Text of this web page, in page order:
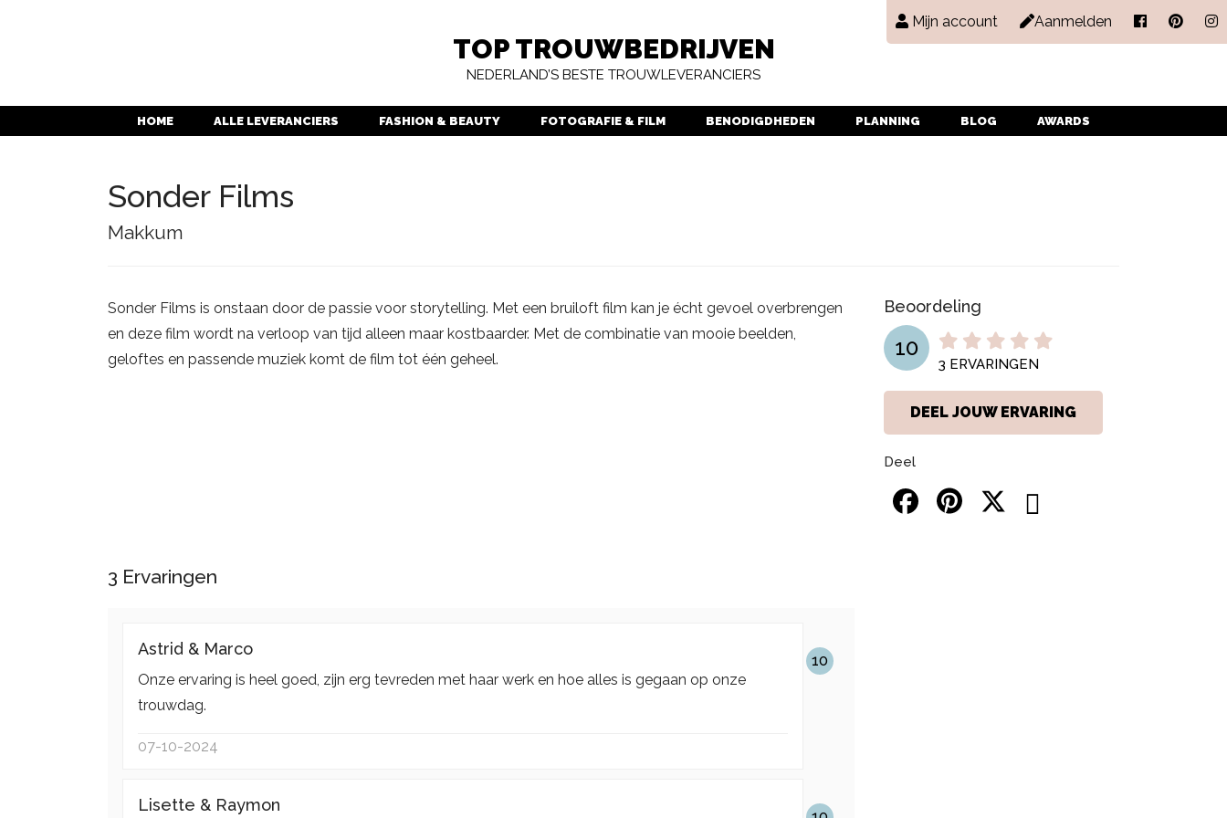
TOP TROUWBEDRIJVEN
NEDERLAND’S BESTE TROUWLEVERANCIERS
HOME ALLE LEVERANCIERS FASHION & BEAUTY FOTOGRAFIE & FILM BENODIGDHEDEN PLANNING BLOG AWARDS
Mijn account Aanmelden
Sonder Films
Makkum
Sonder Films is onstaan door de passie voor storytelling. Met een bruiloft film kan je écht gevoel overbrengen
en deze film wordt na verloop van tijd alleen maar kostbaarder. Met de combinatie van mooie beelden,
geloftes en passende muziek komt de film tot één geheel.
Beoordeling
10
3 ERVARINGEN
DEEL JOUW ERVARING
Deel
3 Ervaringen
10
Astrid & Marco
Onze ervaring is heel goed, zijn erg tevreden met haar werk en hoe alles is gegaan op onze
trouwdag.
07-10-2024
Lisette & Raymon